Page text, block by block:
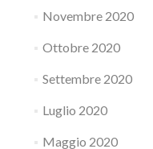
Novembre 2020
Ottobre 2020
Settembre 2020
Luglio 2020
Maggio 2020